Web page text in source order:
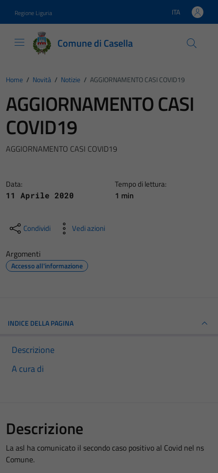
Regione Liguria Lingua attiva:
ITA
Comune di Casella
Home / Novità / Notizie / AGGIORNAMENTO CASI COVID19
AGGIORNAMENTO CASI
COVID19
AGGIORNAMENTO CASI COVID19
Data:
11 Aprile 2020
Tempo di lettura:
1 min
Condividi Vedi azioni
Argomenti
Accesso all'informazione
INDICE DELLA PAGINA
Descrizione
A cura di
Descrizione
La asl ha comunicato il secondo caso positivo al Covid nel ns
Comune.